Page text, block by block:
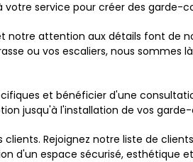
service pour créer des garde-
attention aux détails font de
ou vos escaliers, nous
et bénéficier d'une
jusqu'à l'installation de vos
Rejoignez notre liste de
d'un espace sécurisé, esthétique